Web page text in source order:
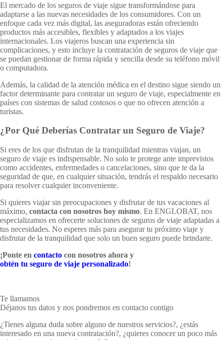
El mercado de los seguros de viaje sigue transformándose para
adaptarse a las nuevas necesidades de los consumidores. Con un
enfoque cada vez más digital, las aseguradoras están ofreciendo
productos más accesibles, flexibles y adaptados a los viajes
internacionales. Los viajeros buscan una experiencia sin
complicaciones, y esto incluye la contratación de seguros de viaje que
se puedan gestionar de forma rápida y sencilla desde su teléfono móvil
o computadora.
Además, la calidad de la atención médica en el destino sigue siendo un
factor determinante para contratar un seguro de viaje, especialmente en
países con sistemas de salud costosos o que no ofrecen atención a
turistas.
¿Por Qué Deberías Contratar un Seguro de Viaje?
Si eres de los que disfrutan de la tranquilidad mientras viajan, un
seguro de viaje es indispensable. No solo te protege ante imprevistos
como accidentes, enfermedades o cancelaciones, sino que te da la
seguridad de que, en cualquier situación, tendrás el respaldo necesario
para resolver cualquier inconveniente.
Si quieres viajar sin preocupaciones y disfrutar de tus vacaciones al
máximo, contacta con nosotros hoy mismo. En ENGLOBAT, nos
especializamos en ofrecerte soluciones de seguros de viaje adaptadas a
tus necesidades. No esperes más para asegurar tu próximo viaje y
disfrutar de la tranquilidad que solo un buen seguro puede brindarte.
¡Ponte en contacto con nosotros ahora y
obtén tu seguro de viaje personalizado!
Te llamamos
Déjanos tus datos y nos pondremos en contacto contigo
¿Tienes alguna duda sobre alguno de nuestros servicios?, ¿estás
interesado en una nueva contratación?, ¿quieres conocer un poco más